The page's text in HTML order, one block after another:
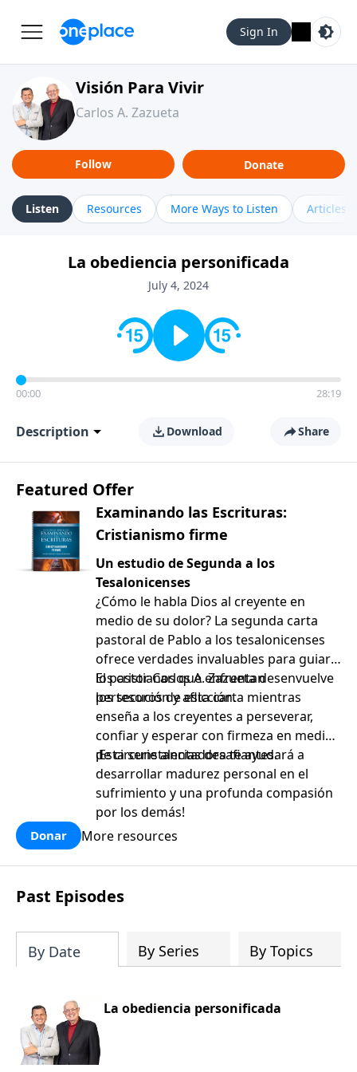
Sign In
Visión Para Vivir
Carlos A. Zazueta
Follow Donate
Listen Resources More Ways to Listen Articles
La obediencia personificada
July 4, 2024
00:00 28:19
Description Download Share
Featured Offer
Examinando las Escrituras:
Cristianismo firme
Un estudio de Segunda a los
Tesalonicenses
¿Cómo le habla Dios al creyente en
medio de su dolor? La segunda carta
pastoral de Pablo a los tesalonicenses
ofrece verdades invaluables para guiar a
los cristianos que enfrentan
persecución y aflicción.
El pastor Carlos A. Zazueta desenvuelve
los tesoros de esta carta mientras
enseña a los creyentes a perseverar,
confiar y esperar con firmeza en medio
de circunstancias desafiantes.
¡Esta serie alentadora te ayudará a
desarrollar madurez personal en el
sufrimiento y una profunda compasión
por los demás!
Donar More resources
Past Episodes
By Date By Series By Topics
La obediencia personificada